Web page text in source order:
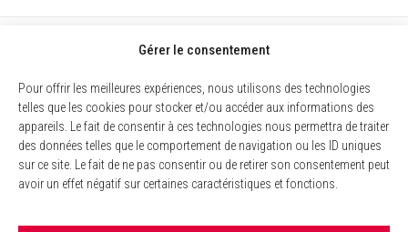
Gérer le consentement
Pour offrir les meilleures expériences, nous utilisons des technologies
telles que les cookies pour stocker et/ou accéder aux informations des
appareils. Le fait de consentir à ces technologies nous permettra de traiter
des données telles que le comportement de navigation ou les ID uniques
sur ce site. Le fait de ne pas consentir ou de retirer son consentement peut
avoir un effet négatif sur certaines caractéristiques et fonctions.